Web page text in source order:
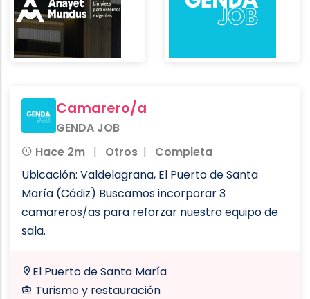
Camarero/a
GENDA JOB
Hace 2m
Otros
Completa
Ubicación: Valdelagrana, El Puerto de Santa
María (Cádiz) Buscamos incorporar 3
camareros/as para reforzar nuestro equipo de
sala.
El Puerto de Santa María
Turismo y restauración